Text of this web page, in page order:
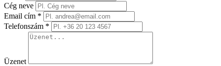
Cég neve
Email cím *
Telefonszám *
Üzenet